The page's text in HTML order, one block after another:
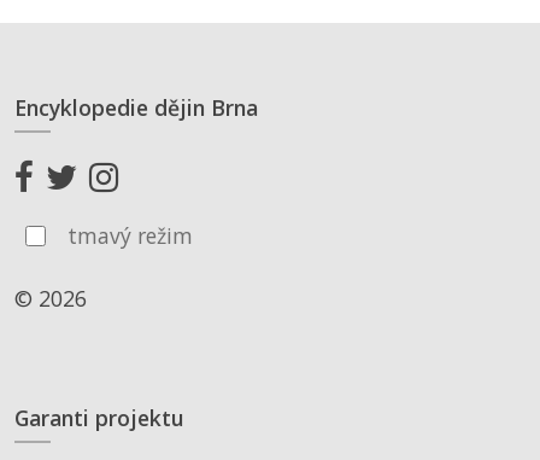
Encyklopedie dějin Brna
tmavý režim
© 2026
Garanti projektu